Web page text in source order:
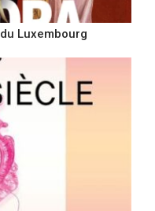
Luxembourg